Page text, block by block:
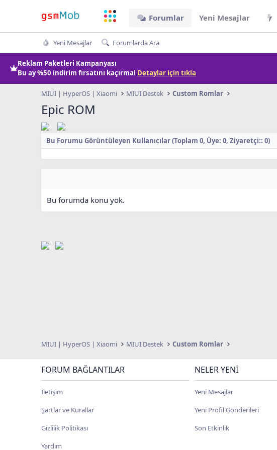
Forumlar Yeni Mesajlar
Yeni Mesajlar Forumlarda Ara
Reklam Paketleri Kampanyası
Bu ay%50 indirim fırsatını kaçırma! Detaylar için tıkla
MIUI | HyperOS | Xiaomi MIUI Destek Custom Romlar
Epic ROM
Bu Forumu Görüntüleyen Kullanıcılar (Toplam 0, Üye: 0, Ziyaretçi:: 0)
Bu forumda konu yok.
MIUI | HyperOS | Xiaomi MIUI Destek Custom Romlar
FORUM BAĞLANTILAR
İletişim
Şartlar ve Kurallar
Gizlilik Politikası
Yardım
NELER YENI
Yeni Mesajlar
Yeni Profil Gönderileri
Son Etkinlik